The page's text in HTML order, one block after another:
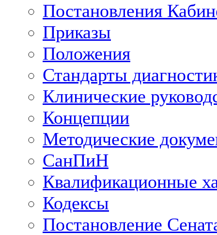
Постановления
Приказы
Положения
Стандарты
Клинические
Концепции
Методические
СанПиН
Квалификационные
Кодексы
Постановление